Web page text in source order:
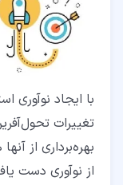
با ایجاد نوآوری
تغییرات
بهره‌برداری از
از نوآوری دست